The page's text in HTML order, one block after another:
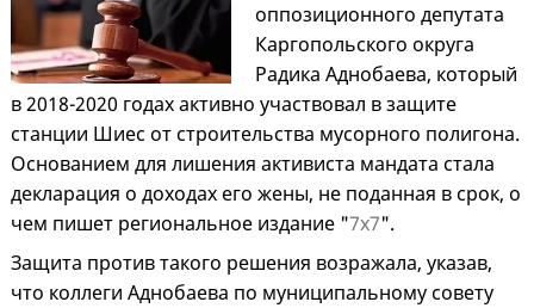
оппозиционного депутата
Каргопольского округа
Радика Аднобаева, который
в 2018-2020 годах активно участвовал в защите
станции Шиес от строительства мусорного полигона.
Основанием для лишения активиста мандата стала
декларация о доходах его жены, не поданная в срок, о
чем пишет региональное издание "7х7".
Защита против такого решения возражала, указав,
что коллеги Аднобаева по муниципальному совету